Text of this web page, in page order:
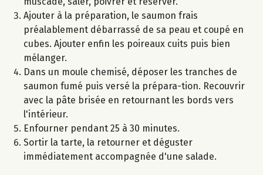
Ajouter à la préparation, le saumon frais
préalablement débarrassé de sa peau et coupé en
cubes. Ajouter enfin les poireaux cuits puis bien
mélanger.
Dans un moule chemisé, déposer les tranches de
saumon fumé puis versé la prépara-tion. Recouvrir
avec la pâte brisée en retournant les bords vers
l'intérieur.
Enfourner pendant 25 à 30 minutes.
Sortir la tarte, la retourner et déguster
immédiatement accompagnée d'une salade.